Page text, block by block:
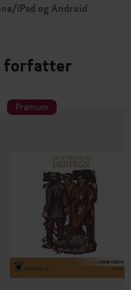
iPad og Android
forfatter
Premium